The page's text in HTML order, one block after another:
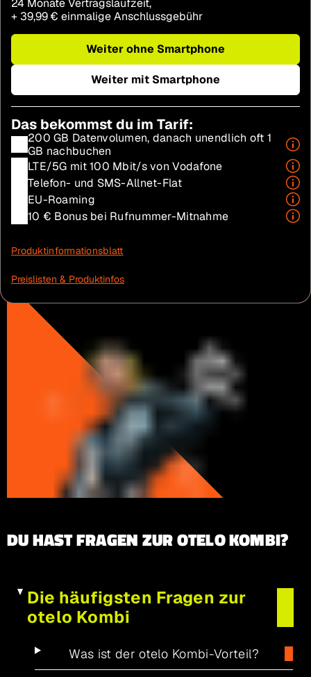
24 Monate Vertragslaufzeit,
+ 39,99€
+ 39,99€einmalige Anschlussgebühr
Weiter ohne Smartphone
Weiter mit Smartphone
Das bekommst du im Tarif:
200 GB Datenvolumen, danach unendlich oft 1
GB nachbuchen
LTE/5G mit 100 Mbit/s von Vodafone
Telefon- und SMS-Allnet-Flat
EU-Roaming
10 € Bonus bei Rufnummer-Mitnahme
Produktinformationsblatt
Preislisten & Produktinfos
DU HAST FRAGEN ZUR OTELO KOMBI?
Die häufigsten Fragen zur
otelo Kombi
Was ist der otelo Kombi-Vorteil?